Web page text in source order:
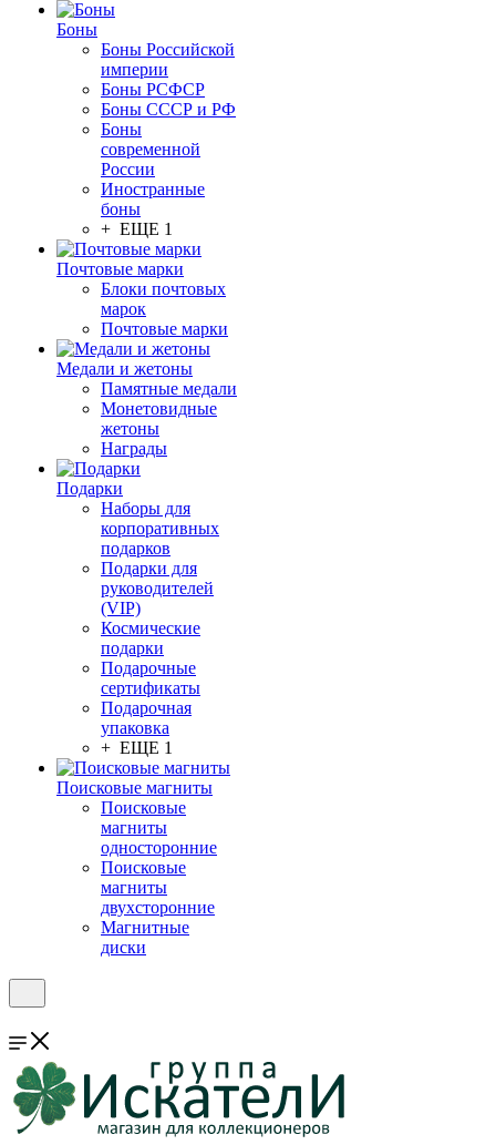
Боны
Боны Российской
империи
Боны РСФСР
Боны СССР и РФ
Боны
современной
России
Иностранные
боны
+ ЕЩЕ 1
Почтовые марки
Блоки почтовых
марок
Почтовые марки
Медали и жетоны
Памятные медали
Монетовидные
жетоны
Награды
Подарки
Наборы для
корпоративных
подарков
Подарки для
руководителей
(VIP)
Космические
подарки
Подарочные
сертификаты
Подарочная
упаковка
+ ЕЩЕ 1
Поисковые магниты
Поисковые
магниты
односторонние
Поисковые
магниты
двухсторонние
Магнитные
диски